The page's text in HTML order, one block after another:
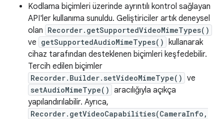
Kodlama biçimleri üzerinde ayrıntılı kontrol sağlayan
API'ler kullanıma sunuldu. Geliştiriciler artık deneysel
olan Recorder.getSupportedVideoMimeTypes()
ve getSupportedAudioMimeTypes() kullanarak
cihaz tarafından desteklenen biçimleri keşfedebilir.
Tercih edilen biçimler
Recorder.Builder.setVideoMimeType() ve
setAudioMimeType() aracılığıyla açıkça
yapılandırılabilir. Ayrıca,
Recorder.getVideoCapabilities(CameraInfo,